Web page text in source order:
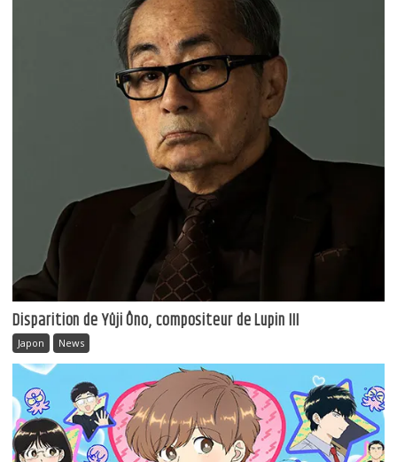
Disparition de Yûji Ôno, compositeur de Lupin III
Japon News